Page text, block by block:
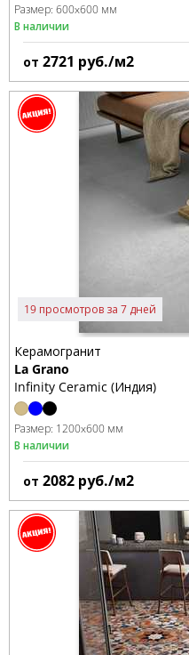
Размер: 600x600 мм
В наличии
от 2721 руб./м2
19 просмотров за 7 дней
Керамогранит
La Grano
Infinity Ceramic (Индия)
Размер: 1200x600 мм
В наличии
от 2082 руб./м2